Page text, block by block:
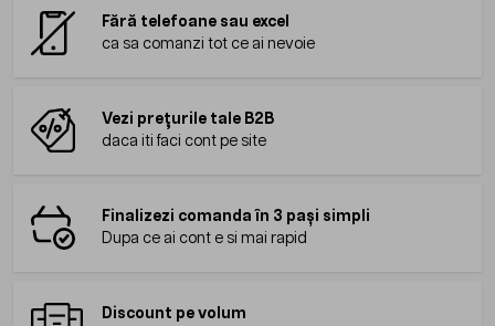
Fără telefoane sau excel
ca sa comanzi tot ce ai nevoie
Vezi prețurile tale B2B
daca iti faci cont pe site
Finalizezi comanda în 3 pași simpli
Dupa ce ai cont e si mai rapid
Discount pe volum